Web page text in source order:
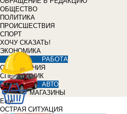
ОБЩЕСТВО
ПОЛИТИКА
ПРОИСШЕСТВИЯ
СПОРТ
ХОЧУ СКАЗАТЬ!
ЭКОНОМИКА
РАБОТА
ОБЪЯВЛЕНИЯ
СПРАВОЧНИК
АВТО
МАГАЗИНЫ
Еще
ОСТРАЯ СИТУАЦИЯ